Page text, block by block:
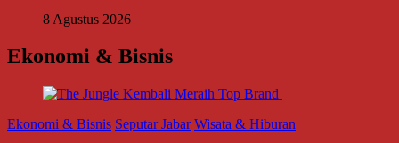
8 Agustus 2026
Ekonomi & Bisnis
Ekonomi & Bisnis Seputar Jabar Wisata & Hiburan